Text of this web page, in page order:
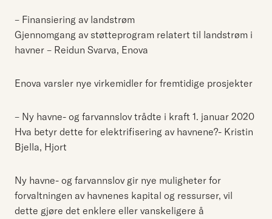
– Finansiering av landstrøm
Gjennomgang av støtteprogram relatert til landstrøm i
havner – Reidun Svarva, Enova
Enova varsler nye virkemidler for fremtidige prosjekter
– Ny havne- og farvannslov trådte i kraft 1. januar 2020
Hva betyr dette for elektrifisering av havnene?- Kristin
Bjella, Hjort
Ny havne- og farvannslov gir nye muligheter for
forvaltningen av havnenes kapital og ressurser, vil
dette gjøre det enklere eller vanskeligere å